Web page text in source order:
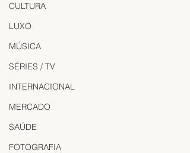
CULTURA
LUXO
MÚSICA
SÉRIES / TV
INTERNACIONAL
MERCADO
SAÚDE
FOTOGRAFIA